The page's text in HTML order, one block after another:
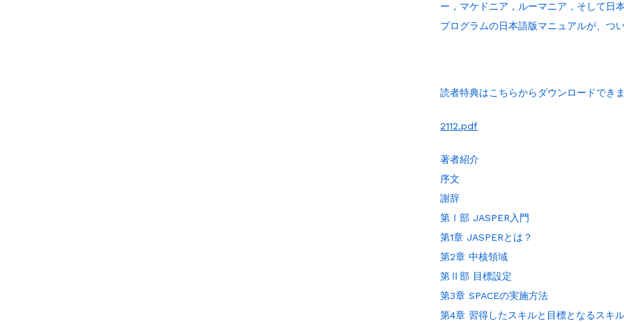
ー，マケドニア，ルーマニア，そして日
プログラムの日本語版マニュアルが、つい
読者特典はこちらからダウンロードできま
2112.pdf
著者紹介
序文
謝辞
第Ⅰ部 JASPER入門
第1章 JASPERとは？
第2章 中核領域
第Ⅱ部 目標設定
第3章 SPACEの実施方法
第4章 習得したスキルと目標となるスキ